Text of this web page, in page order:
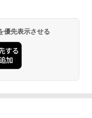
・ウォーズ
クスピーク) 着替えテン
ト 【中が透けない】 1
グッズ 災害用トイレ ビ
プアップテント 携帯 簡
ラック)
レス保冷剤 2個セット 2
持ち
型 ビーチ アウトドアパ
優先表示させる